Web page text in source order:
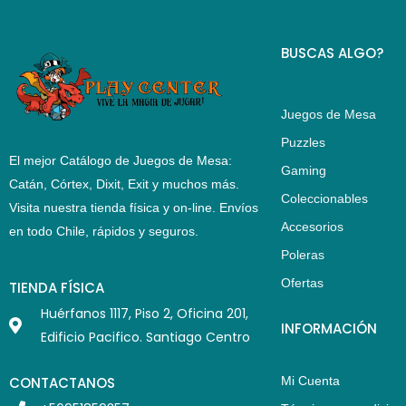
El mejor Catálogo de Juegos de Mesa:
Catán, Córtex, Dixit, Exit y muchos más.
Visita nuestra tienda física y on-line. Envíos
en todo Chile, rápidos y seguros
TIENDA FÍSICA
Huérfanos 1117, Piso 2, Oficina 201,
Edificio Pacifico. Santiago Centro
CONTACTANOS
BUSCAS ALGO?
Juegos de Mesa
Puzzles
Gaming
Coleccionables
Accesorios
Poleras
Ofertas
INFORMACIÓN
Mi Cuenta